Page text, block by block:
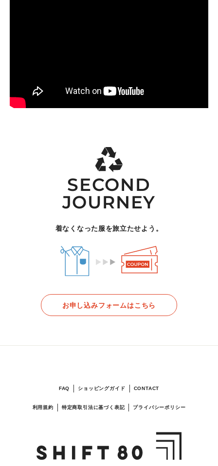
SECOND
JOURNEY
着なくなった服を旅立たせよう。
お申し込みフォームはこちら
FAQ ショッピングガイド CONTACT
利用規約 特定商取引法に基づく表記 プライバシーポリシー